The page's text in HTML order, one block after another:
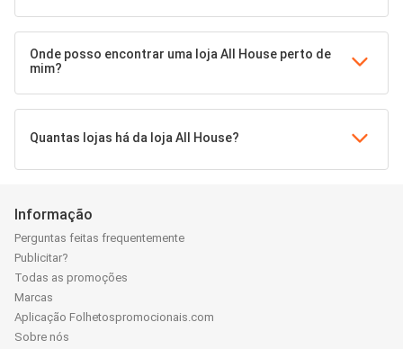
Onde posso encontrar uma loja All House perto de
mim?
Quantas lojas há da loja All House?
Informação
Perguntas feitas frequentemente
Publicitar?
Todas as promoções
Marcas
Aplicação Folhetospromocionais.com
Sobre nós